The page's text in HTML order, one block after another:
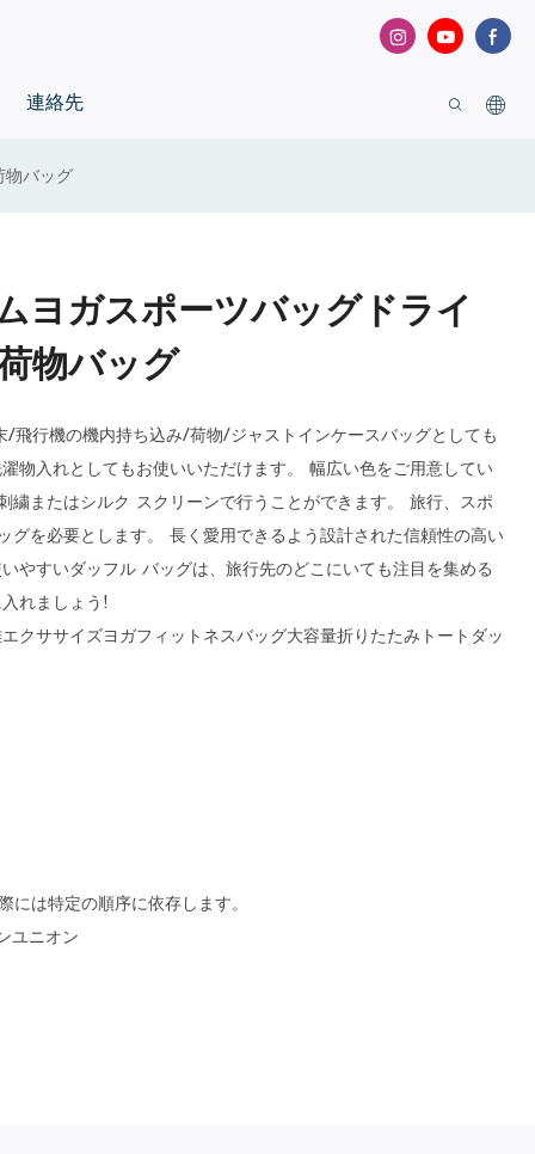
連絡先
物バッグ
ヨガスポーツバッグドライ
物バッグ
行機の機内持ち込み/荷物/ジャストインケースバッグとしても
物入れとしてもお使いいただけます。 幅広い色をご用意してい
繍またはシルク スクリーンで行うことができます。 旅行、スポ
グを必要とします。 長く愛用できるよう設計された信頼性の高い
やすいダッフル バッグは、旅行先のどこにいても注目を集める
れましょう!
クササイズヨガフィットネスバッグ大容量折りたたみトートダッ
は特定の順序に依存します。
ユニオン